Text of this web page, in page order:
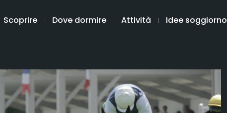
Scoprire Dove dormire Attività Idee soggiorno